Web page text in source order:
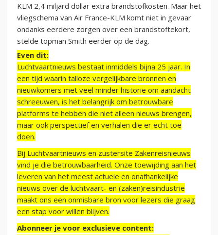
KLM 2,4 miljard dollar extra brandstofkosten. Maar het
vliegschema van Air France-KLM komt niet in gevaar
ondanks eerdere zorgen over een brandstoftekort,
stelde topman Smith eerder op de dag.
Even dit:
Luchtvaartnieuws bestaat inmiddels bijna 25 jaar. In
een tijd waarin talloze vergelijkbare bronnen en
nieuwkomers met veel minder historie om aandacht
schreeuwen, is het belangrijk om betrouwbare
platforms te hebben die niet alleen nieuws brengen,
maar ook perspectief en verhalen die er echt toe
doen.
Bij Luchtvaartnieuws en zustersite Zakenreisnieuws
vind je die betrouwbaarheid. Onze toewijding aan het
leveren van het meest actuele en onafhankelijke
nieuws over de luchtvaart- en (zaken)reisindustrie
maakt ons een onmisbare bron voor lezers die graag
een stap voor willen blijven.
Abonneer je voor exclusieve content: